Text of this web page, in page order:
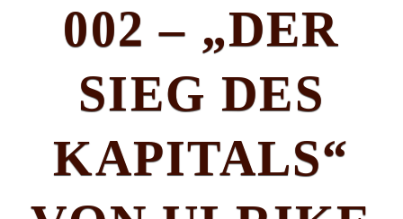
002 – „DER
SIEG DES
KAPITALS“